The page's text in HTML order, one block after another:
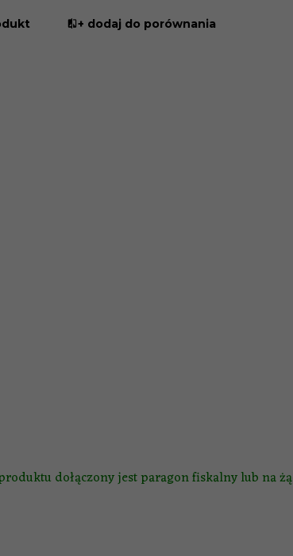
+ dodaj do porównania
dołączony jest paragon fiskalny lub na